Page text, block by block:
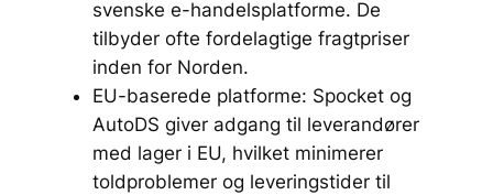
svenske e-handelsplatforme. De
tilbyder ofte fordelagtige fragtpriser
inden for Norden.
EU-baserede platforme: Spocket og
AutoDS giver adgang til leverandører
med lager i EU, hvilket minimerer
toldproblemer og leveringstider til